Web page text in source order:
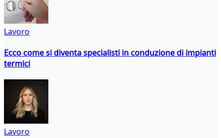
Lavoro
Ecco come si diventa specialisti in conduzione di impianti
termici
Lavoro